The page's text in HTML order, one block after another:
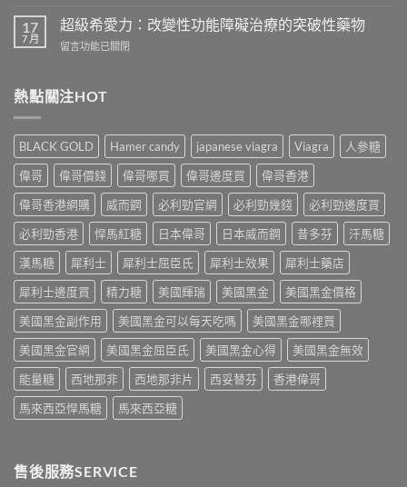
實
案
例、
學
風
到
聰
明
替
代
方
案
一
次
解
析〉
中
怎
辦？
鐘
法
＋
預
防
再
發，
完
整
略
一
次
看〉
中
次
吃
兩
而
什
麼
危
害：
從
劑
量、
副
用
到
死
線
的
完
拆
解〉
中
17
7 月
超級希愛力：改變性功能障礙治療的突破性藥物
在
希
愛
改
變
性
功
能
障
礙
治
的
突
破
性
藥
物〉
中
留言功能已關閉
熱點關注HOT
BLACK GOLD Hamer candy japanese viagra Viagra
人參糖
偉哥
偉哥價錢 偉哥哪買 偉哥邊度買
偉哥香港
偉哥香港網購
威而鋼 必利勁官網 必利勁幾錢
必利勁邊度買
必利勁香港
悍馬紅糖 日本偉哥 日本威而鋼 昔多芬
汗馬糖
漢馬糖
犀利士 犀利士屈臣氏 犀利士效果
犀利士藥店
犀利士邊度買
精力糖 美國輝瑞 美國黑金
美國黑金價格
美國黑金副作用
美國黑金可以每天吃嗎
美國黑金哪裡買
美國黑金官網
美國黑金屈臣氏 美國黑金心得
美國黑金無效
能量糖
西地那非 西地那非片 西妥替芬
香港偉哥
馬來西亞悍馬糖
馬來西亞糖
售後服務SERVICE